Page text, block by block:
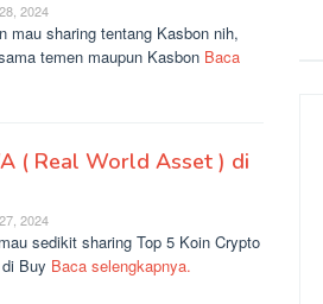
2024
mau sharing tentang Kasbon nih,
temen maupun Kasbon Baca
( Real World Asset ) di
2024
sedikit sharing Top 5 Koin Crypto
Buy Baca selengkapnya.